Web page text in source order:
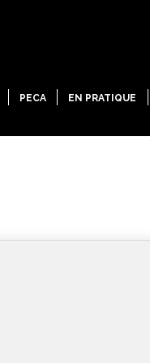
PECA EN PRATIQUE